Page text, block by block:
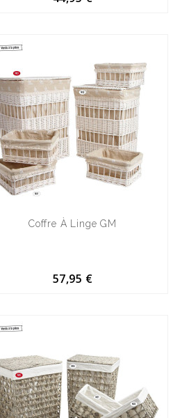
Coffre À Linge GM
57,95 €